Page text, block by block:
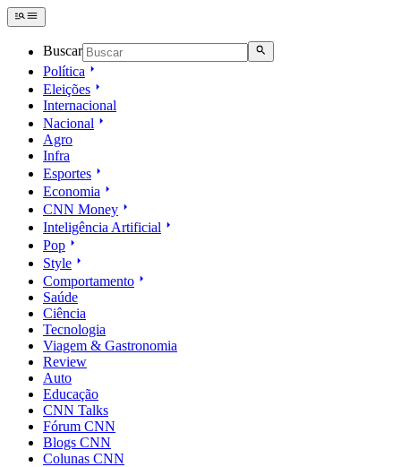
Buscar
Política
Eleições
Internacional
Nacional
Agro
Infra
Esportes
Economia
CNN Money
Inteligência Artificial
Pop
Style
Comportamento
Saúde
Ciência
Tecnologia
Viagem & Gastronomia
Review
Auto
Educação
CNN Talks
Fórum CNN
Blogs CNN
Colunas CNN